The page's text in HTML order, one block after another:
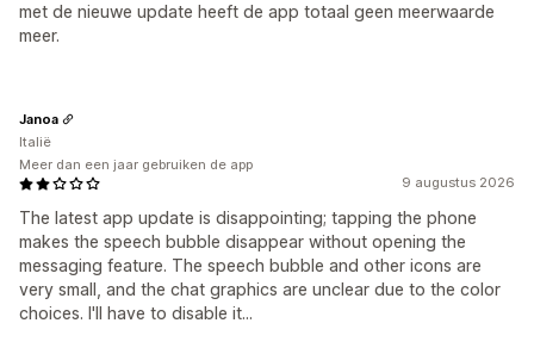
met de nieuwe update heeft de app totaal geen meerwaarde
meer.
9 augustus 2026
The latest app update is disappointing; tapping the phone
makes the speech bubble disappear without opening the
messaging feature. The speech bubble and other icons are
very small, and the chat graphics are unclear due to the color
choices. I'll have to disable it...
Janoa
Italië
Meer dan een jaar gebruiken de app